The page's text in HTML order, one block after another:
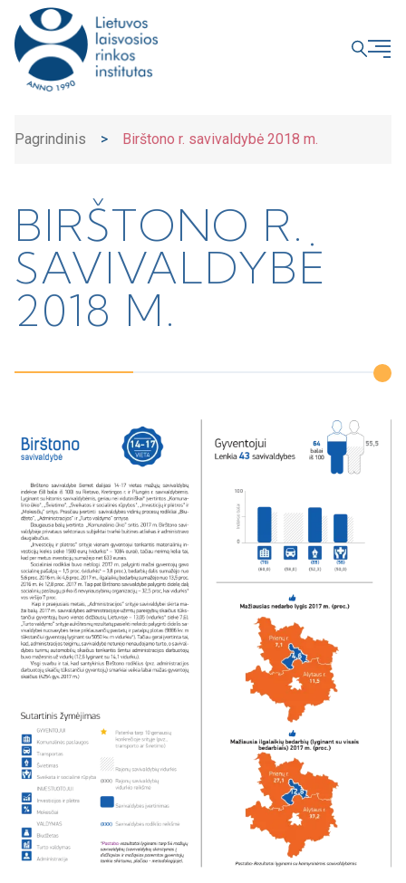
Pagrindinis > Birštono r. savivaldybė 2018 m.
BIRŠTONO R.
SAVIVALDYBĖ
2018 M.
UŽDARYTI